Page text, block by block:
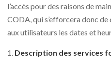
l’accès pour des raisons de
CODA, qui s’efforcera donc
aux utilisateurs les dates et
Description des services